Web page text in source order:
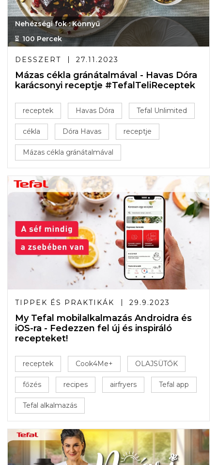
Nehézségi fok : Könnyű
100 Percek
DESSZERT 27.11.2023
Mázas cékla gránátalmával - Havas Dóra
karácsonyi receptje #TefalTeliReceptek
receptek Havas Dóra Tefal Unlimited
cékla Dóra Havas receptje
Mázas cékla gránátalmával
TIPPEK ÉS PRAKTIKÁK 29.9.2023
My Tefal mobilalkalmazás Androidra és
iOS-ra - Fedezzen fel új és inspiráló
recepteket!
receptek Cook4Me+ OLAJSÜTŐK
főzés recipes airfryers Tefal app
Tefal alkalmazás